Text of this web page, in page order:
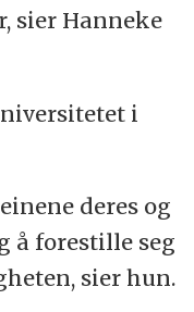
sier Hanneke
i
deres og
å forestille seg
sier hun.